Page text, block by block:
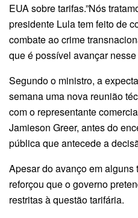
EUA sobre tarifas.”Nós
presidente Lula tem feito de
combate ao crime
que é possível avançar nesse
Segundo o ministro, a
semana uma nova reunião
com o representante
Jamieson Greer, antes do
pública que antecede a
Apesar do avanço em
reforçou que o governo
restritas à questão tarifária.